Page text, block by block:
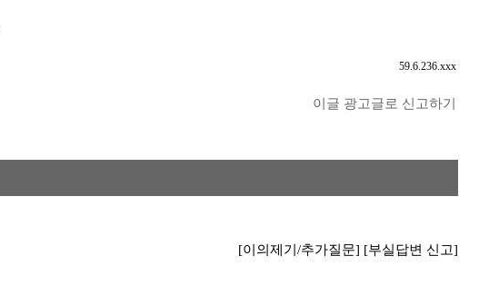
59.6.236.xxx
이글 광고글로 신고하기
[이의제기/추가질문] [부실답변 신고]